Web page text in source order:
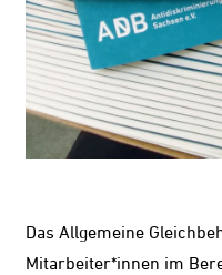
Das Allgemeine
Mitarbeiter*innen im